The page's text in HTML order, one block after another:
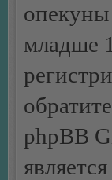
младше
phpBB